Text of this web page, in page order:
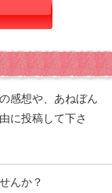
感想や、あねぼん
に投稿して下さ
んか？